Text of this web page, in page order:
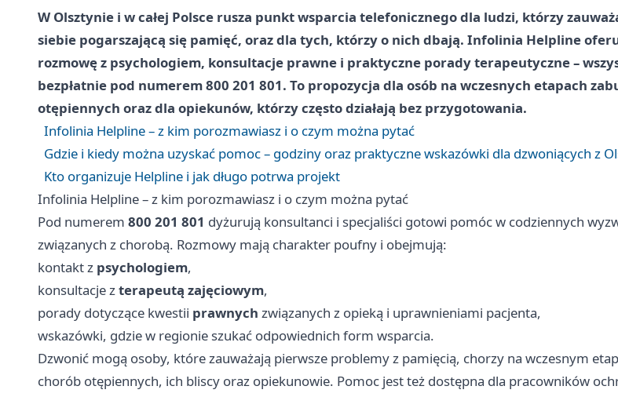
W Olsztynie i w całej Polsce rusza punkt wsparcia telefonicznego dla ludzi, którzy
siebie pogarszającą się pamięć, oraz dla tych, którzy o nich dbają. Infolinia Helpline
rozmowę z psychologiem, konsultacje prawne i praktyczne porady terapeutyczne –
bezpłatnie pod numerem800 201 801. To propozycja dla osób na wczesnych etapach
otępiennych oraz dla opiekunów, którzy często działają bez przygotowania.
Infolinia Helpline – z kim porozmawiasz i o czym można pytać
Gdzie i kiedy można uzyskać pomoc – godziny oraz praktyczne wskazówki dla dzwoniących z
Kto organizuje Helpline i jak długo potrwa projekt
Infolinia Helpline – z kim porozmawiasz i o czym można pytać
Pod numerem 800 201 801 dyżurują konsultanci i specjaliści gotowi pomóc w codziennych
związanych z chorobą. Rozmowy mają charakter poufny i obejmują:
kontakt z psychologiem,
konsultacje zterapeutą zajęciowym,
porady dotyczące kwestii prawnych związanych z opieką i uprawnieniami pacjenta,
wskazówki, gdzie w regionie szukać odpowiednich form wsparcia.
Dzwonić mogą osoby, które zauważają pierwsze problemy z pamięcią, chorzy na wczesnym
chorób otępiennych, ich bliscy oraz opiekunowie. Pomoc jest też dostępna dla pracowników